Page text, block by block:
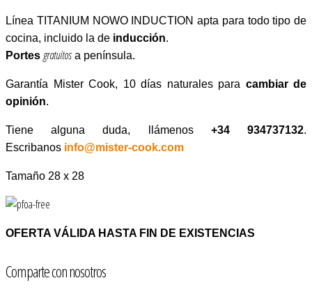
Línea TITANIUM NOWO INDUCTION apta para todo tipo de
cocina, incluido la de inducción.
Portes gratuitosa península.
Garantía Mister Cook, 10 días naturales para cambiar de
opinión.
Tiene alguna duda, llámenos +34 934737132.
Escribanos info@mister-cook.com
Tamaño 28 x 28
OFERTA VÁLIDA HASTA FIN DE EXISTENCIAS
Comparte con nosotros